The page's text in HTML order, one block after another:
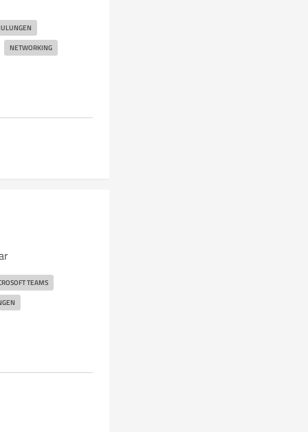
NETWORKING
TEAMS